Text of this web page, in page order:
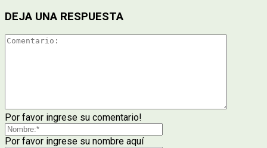
DEJA UNA RESPUESTA
Por favor ingrese su comentario!
Por favor ingrese su nombre aquí